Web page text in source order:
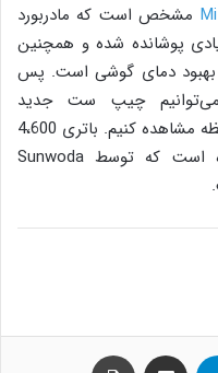
مشخص است که مادربورد
پوشانده شده و همچنین
بهبود دمای گوشی است. پس
چیپ ست جدید
Snapdragon 888 را در کنار ماژول حافظه مشاهده کنیم. باتری 4،600
میلی آمپر ساعتی نیز قابل مشاهده است که توسط Sunwoda